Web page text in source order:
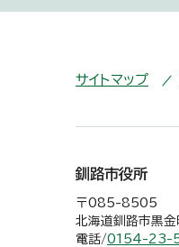
サイトマップ
釧路市役所
〒085-8505
北海道釧路市黒
電話/0154-23-